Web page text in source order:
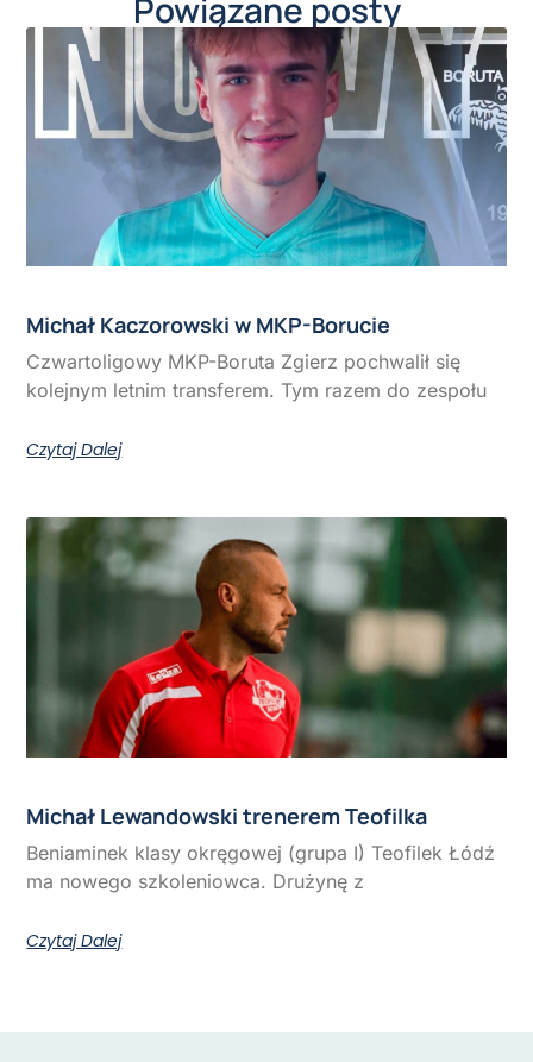
Michał Kaczorowski w MKP-Borucie
Czwartoligowy MKP-Boruta Zgierz pochwalił się
kolejnym letnim transferem. Tym razem do zespołu
Czytaj Dalej
Michał Lewandowski trenerem Teofilka
Beniaminek klasy okręgowej (grupa I) Teofilek Łódź
ma nowego szkoleniowca. Drużynę z
Czytaj Dalej